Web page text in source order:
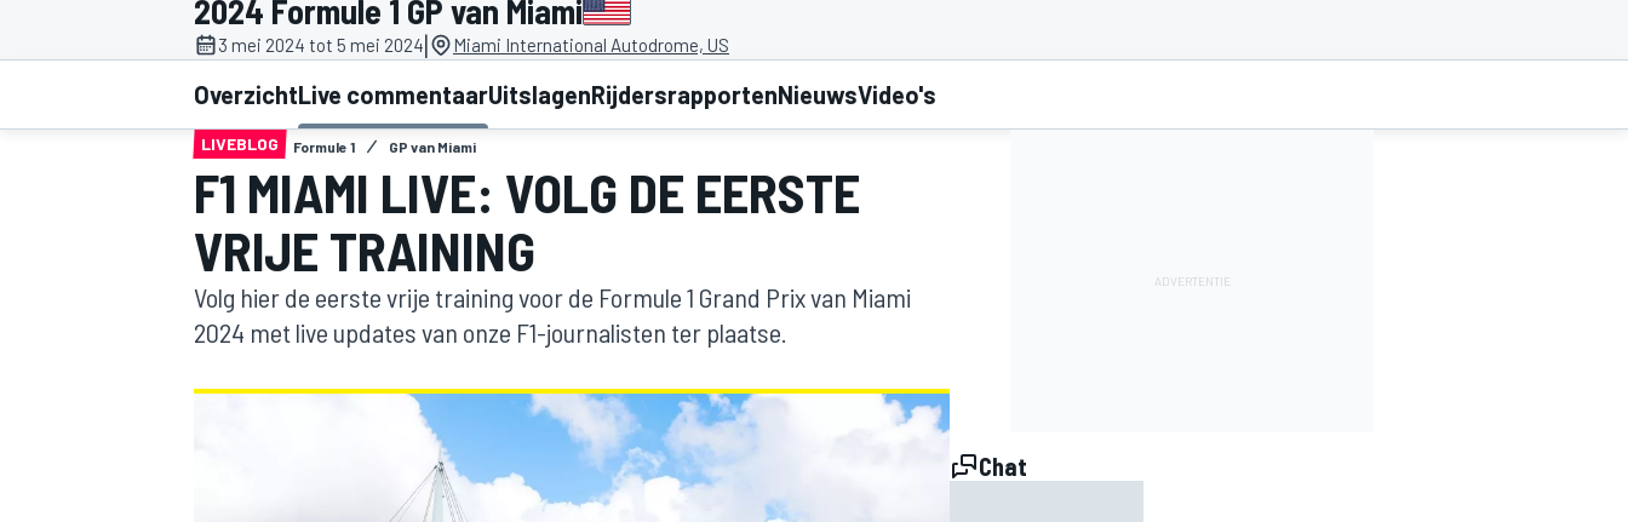
MOTOGP
2024 Formule 1 GP van Miami
3 mei 2024 tot 5 mei 2024| Miami International Autodrome, US
OverzichtLive commentaarUitslagenRijdersrapportenNieuwsVideo's
LIVEBLOG Formule 1 GP van Miami
F1 MIAMI LIVE: VOLG DE EERSTE
VRIJE TRAINING
Volg hier de eerste vrije training voor de Formule 1 Grand Prix van Miami
2024 met live updates van onze F1-journalisten ter plaatse.
Chat